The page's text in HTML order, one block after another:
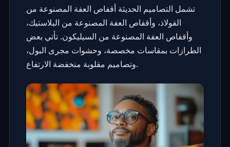
تشمل التصاميم الحديثة أقفاص العفة المصنوعة من
الفولاذ، وأقفاص العفة المصنوعة من البلاستيك،
وأقفاص العفة المصنوعة من السيليكون. تأتي بعض
الطرازات بمقاسات مخصصة، وحشوات مجرى البول،
وتصاميم مقلوبة منخفضة الارتفاع.